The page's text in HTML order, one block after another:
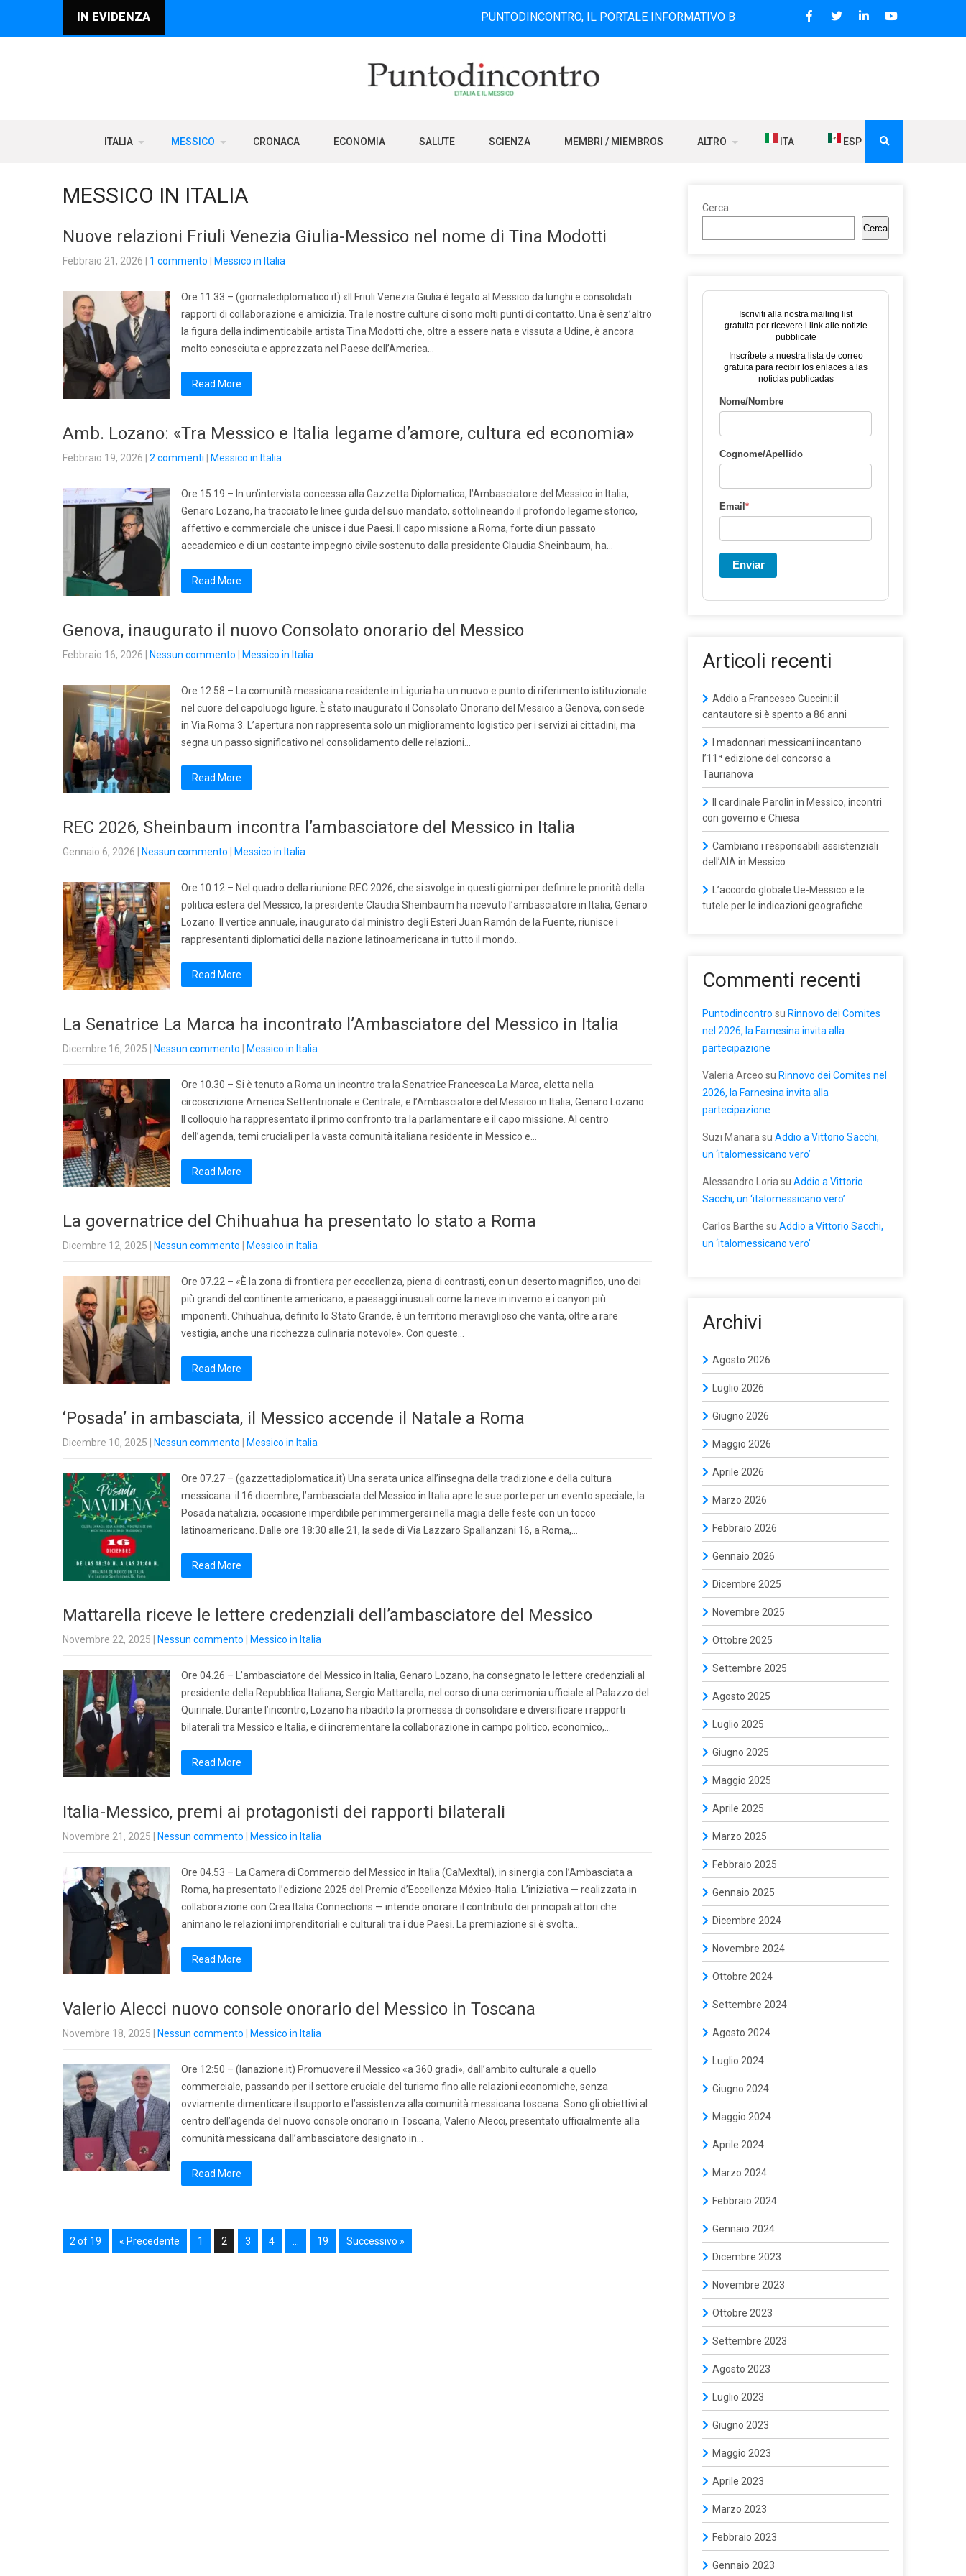
IN EVIDENZA PUNTODINCONTRO, IL PORTALE INFORMATIVO BILINGUE CHE DAL 2006 DIFFONDE NOTIZIE SUI
ITALIA MESSICO CRONACA ECONOMIA SALUTE SCIENZA MEMBRI / MIEMBROS ALTRO ITA ESP
MESSICO IN ITALIA
Nuove relazioni Friuli Venezia Giulia-Messico nel nome di Tina Modotti
Febbraio 21, 2026 1 commento Messico in Italia
Ore 11.33 – (giornalediplomatico.it) «Il Friuli Venezia Giulia è legato al Messico da lunghi e consolidati
rapporti di collaborazione e amicizia. Tra le nostre culture ci sono molti punti di contatto. Una è senz’altro
la figura della indimenticabile artista Tina Modotti che, oltre a essere nata e vissuta a Udine, è ancora
molto conosciuta e apprezzata nel Paese dell’America…
Read More
Amb. Lozano: «Tra Messico e Italia legame d’amore, cultura ed economia»
Febbraio 19, 2026 2 commenti Messico in Italia
Ore 15.19 – In un’intervista concessa alla Gazzetta Diplomatica, l’Ambasciatore del Messico in Italia,
Genaro Lozano, ha tracciato le linee guida del suo mandato, sottolineando il profondo legame storico,
affettivo e commerciale che unisce i due Paesi. Il capo missione a Roma, forte di un passato
accademico e di un costante impegno civile sostenuto dalla presidente Claudia Sheinbaum, ha…
Read More
Genova, inaugurato il nuovo Consolato onorario del Messico
Febbraio 16, 2026 Nessun commento Messico in Italia
Ore 12.58 – La comunità messicana residente in Liguria ha un nuovo e punto di riferimento istituzionale
nel cuore del capoluogo ligure. È stato inaugurato il Consolato Onorario del Messico a Genova, con sede
in Via Roma 3. L’apertura non rappresenta solo un miglioramento logistico per i servizi ai cittadini, ma
segna un passo significativo nel consolidamento delle relazioni…
Read More
REC 2026, Sheinbaum incontra l’ambasciatore del Messico in Italia
Gennaio 6, 2026 Nessun commento Messico in Italia
Ore 10.12 – Nel quadro della riunione REC 2026, che si svolge in questi giorni per definire le priorità della
politica estera del Messico, la presidente Claudia Sheinbaum ha ricevuto l’ambasciatore in Italia, Genaro
Lozano. Il vertice annuale, inaugurato dal ministro degli Esteri Juan Ramón de la Fuente, riunisce i
rappresentanti diplomatici della nazione latinoamericana in tutto il mondo…
Read More
La Senatrice La Marca ha incontrato l’Ambasciatore del Messico in Italia
Dicembre 16, 2025 Nessun commento Messico in Italia
Ore 10.30 – Si è tenuto a Roma un incontro tra la Senatrice Francesca La Marca, eletta nella
circoscrizione America Settentrionale e Centrale, e l’Ambasciatore del Messico in Italia, Genaro Lozano.
Il colloquio ha rappresentato il primo confronto tra la parlamentare e il capo missione. Al centro
dell’agenda, temi cruciali per la vasta comunità italiana residente in Messico e…
Read More
La governatrice del Chihuahua ha presentato lo stato a Roma
Dicembre 12, 2025 Nessun commento Messico in Italia
Ore 07.22 – «È la zona di frontiera per eccellenza, piena di contrasti, con un deserto magnifico, uno dei
più grandi del continente americano, e paesaggi inusuali come la neve in inverno e i canyon più
imponenti. Chihuahua, definito lo Stato Grande, è un territorio meraviglioso che vanta, oltre a rare
vestigia, anche una ricchezza culinaria notevole». Con queste…
Read More
‘Posada’ in ambasciata, il Messico accende il Natale a Roma
Dicembre 10, 2025 Nessun commento Messico in Italia
Ore 07.27 – (gazzettadiplomatica.it) Una serata unica all’insegna della tradizione e della cultura
messicana: il 16 dicembre, l’ambasciata del Messico in Italia apre le sue porte per un evento speciale, la
Posada natalizia, occasione imperdibile per immergersi nella magia delle feste con un tocco
latinoamericano. Dalle ore 18:30 alle 21, la sede di Via Lazzaro Spallanzani 16, a Roma,…
Read More
Mattarella riceve le lettere credenziali dell’ambasciatore del Messico
Novembre 22, 2025 Nessun commento Messico in Italia
Ore 04.26 – L’ambasciatore del Messico in Italia, Genaro Lozano, ha consegnato le lettere credenziali al
presidente della Repubblica Italiana, Sergio Mattarella, nel corso di una cerimonia ufficiale al Palazzo del
Quirinale. Durante l’incontro, Lozano ha ribadito la promessa di consolidare e diversificare i rapporti
bilaterali tra Messico e Italia, e di incrementare la collaborazione in campo politico, economico,…
Read More
Italia-Messico, premi ai protagonisti dei rapporti bilaterali
Novembre 21, 2025 Nessun commento Messico in Italia
Ore 04.53 – La Camera di Commercio del Messico in Italia (CaMexItal), in sinergia con l’Ambasciata a
Roma, ha presentato l’edizione 2025 del Premio d’Eccellenza México-Italia. L’iniziativa — realizzata in
collaborazione con Crea Italia Connections — intende onorare il contributo dei principali attori che
animano le relazioni imprenditoriali e culturali tra i due Paesi. La premiazione si è svolta…
Read More
Valerio Alecci nuovo console onorario del Messico in Toscana
Novembre 18, 2025 Nessun commento Messico in Italia
Ore 12:50 – (lanazione.it) Promuovere il Messico «a 360 gradi», dall’ambito culturale a quello
commerciale, passando per il settore cruciale del turismo fino alle relazioni economiche, senza
ovviamente dimenticare il supporto e l’assistenza alla comunità messicana toscana. Sono gli obiettivi al
centro dell’agenda del nuovo console onorario in Toscana, Valerio Alecci, presentato ufficialmente alla
comunità messicana dall’ambasciatore designato in…
Read More
2 of 19 « Precedente 1 2 3 4 19 Successivo »
Cerca
Cerca
Iscriviti alla nostra mailing list
gratuita per ricevere i link alle notizie
pubblicate
Inscríbete a nuestra lista de correo
gratuita para recibir los enlaces a las
noticias publicadas
Nome/Nombre
Cognome/Apellido
Email *
Enviar
Articoli recenti
Addio a Francesco Guccini: il
cantautore si è spento a 86 anni
I madonnari messicani incantano
l’11ª edizione del concorso a
Taurianova
Il cardinale Parolin in Messico, incontri
con governo e Chiesa
Cambiano i responsabili assistenziali
dell’AIA in Messico
L’accordo globale Ue-Messico e le
tutele per le indicazioni geografiche
Commenti recenti
Puntodincontro su Rinnovo dei Comites
nel 2026, la Farnesina invita alla
partecipazione
Valeria Arceo su Rinnovo dei Comites nel
2026, la Farnesina invita alla
partecipazione
Suzi Manara su Addio a Vittorio Sacchi,
un ‘italomessicano vero’
Alessandro Loria su Addio a Vittorio
Sacchi, un ‘italomessicano vero’
Carlos Barthe su Addio a Vittorio Sacchi,
un ‘italomessicano vero’
Archivi
Agosto 2026
Luglio 2026
Giugno 2026
Maggio 2026
Aprile 2026
Marzo 2026
Febbraio 2026
Gennaio 2026
Dicembre 2025
Novembre 2025
Ottobre 2025
Settembre 2025
Agosto 2025
Luglio 2025
Giugno 2025
Maggio 2025
Aprile 2025
Marzo 2025
Febbraio 2025
Gennaio 2025
Dicembre 2024
Novembre 2024
Ottobre 2024
Settembre 2024
Agosto 2024
Luglio 2024
Giugno 2024
Maggio 2024
Aprile 2024
Marzo 2024
Febbraio 2024
Gennaio 2024
Dicembre 2023
Novembre 2023
Ottobre 2023
Settembre 2023
Agosto 2023
Luglio 2023
Giugno 2023
Maggio 2023
Aprile 2023
Marzo 2023
Febbraio 2023
Gennaio 2023